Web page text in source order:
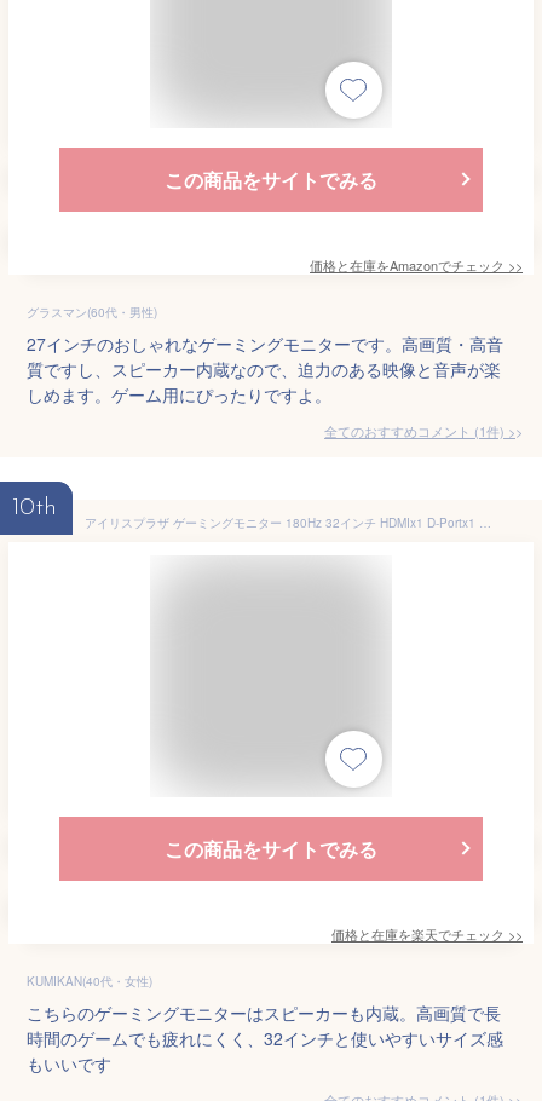
この商品をサイトでみる
価格と在庫をAmazonでチェック >>
グラスマン(60代・男性)
27インチのおしゃれなゲーミングモニターです。高画質・高音
質ですし、スピーカー内蔵なので、迫力のある映像と音声が楽
しめます。ゲーム用にぴったりですよ。
全てのおすすめコメント (1件) >
10th
アイリスプラザ ゲーミングモニター 180Hz 32インチ HDMIx1 D-Portx1 DVIx1 スピーカー内蔵 FHD 1920×108
この商品をサイトでみる
価格と在庫を楽天でチェック >>
KUMIKAN(40代・女性)
こちらのゲーミングモニターはスピーカーも内蔵。高画質で長
時間のゲームでも疲れにくく、32インチと使いやすいサイズ感
もいいです